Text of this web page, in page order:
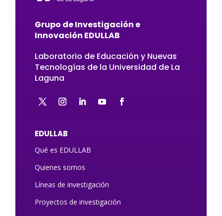
Grupo de Investigación e
Innovación EDULLAB
Laboratorio de Educación y Nuevas
Tecnologías de la Universidad de La
Laguna
EDULLAB
Qué es EDULLAB
Quienes somos
Líneas de investigación
Proyectos de investigación